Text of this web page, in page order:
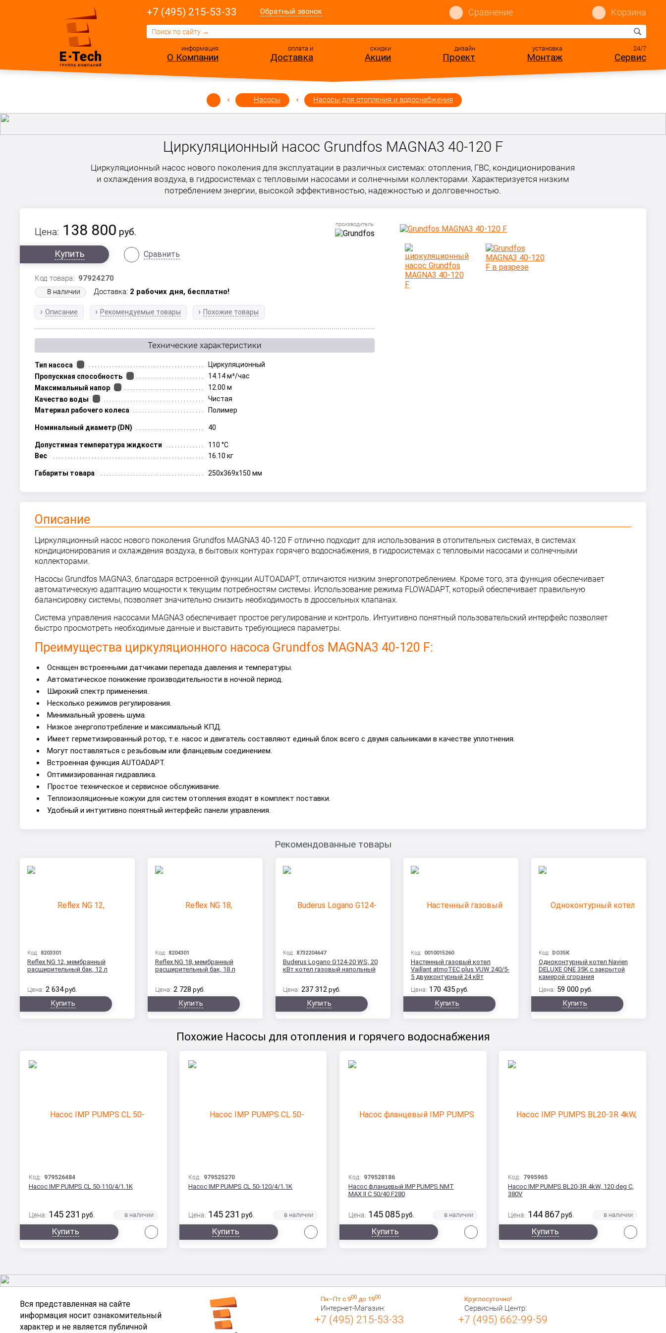
+7 (495) 215-53-33 Обратный звонок Сравнение Корзина
информация
О Компании
оплата и
Доставка
скидки
Акции
дизайн
Проект
установка
Монтаж
24/7
Сервис
Насосы Насосы для отопления и водоснабжения
Циркуляционный насос Grundfos MAGNA3 40-120 F
Циркуляционный насос нового поколения для эксплуатации в различных системах: отопления, ГВС, кондиционирования
и охлаждения воздуха, в гидросистемах с тепловыми насосами и солнечными коллекторами. Характеризуется низким
потреблением энергии, высокой эффективностью, надежностью и долговечностью.
Цена: 138 800 руб.
Купить
Сравнить
Код товара: 97924270
В наличии Доставка: 2 рабочих дня, бесплатно!
Описание Рекомендуемые товары Похожие товары
Технические характеристики
Тип насоса
Циркуляционный
Пропускная способность
14.14 м³/час
Максимальный напор
12.00 м
Качество воды
Чистая
Материал рабочего колеса
Полимер
Номинальный диаметр (DN) 40
Допустимая температура жидкости
110 °С
Вес
16.10 кг
Габариты товара 250x369x150 мм
Описание
Циркуляционный насос нового поколения Grundfos MAGNA3 40-120 F отлично подходит для использования в отопительных системах, в системах
кондиционирования и охлаждения воздуха, в бытовых контурах горячего водоснабжения, в гидросистемах с тепловыми насосами и солнечными
коллекторами.
Насосы Grundfos MAGNA3, благодаря встроенной функции AUTOADAPT, отличаются низким энергопотреблением. Кроме того, эта функция обеспечивает
автоматическую адаптацию мощности к текущим потребностям системы. Использование режима FLOWADAPT, который обеспечивает правильную
балансировку системы, позволяет значительно снизить необходимость в дроссельных клапанах.
Система управления насосами MAGNA3 обеспечивает простое регулирование и контроль. Интуитивно понятный пользовательский интерфейс позволяет
быстро просмотреть необходимые данные и выставить требующиеся параметры.
Преимущества циркуляционного насоса Grundfos MAGNA3 40-120 F:
Оснащен встроенными датчиками перепада давления и температуры.
Автоматическое понижение производительности в ночной период.
Широкий спектр применения.
Несколько режимов регулирования.
Минимальный уровень шума.
Низкое энергопотребление и максимальный КПД.
Имеет герметизированный ротор, т.е. насос и двигатель составляют единый блок всего с двумя сальниками в качестве уплотнения.
Могут поставляться с резьбовым или фланцевым соединением.
Встроенная функция AUTOADAPT.
Оптимизированная гидравлика.
Простое техническое и сервисное обслуживание.
Теплоизоляционные кожухи для систем отопления входят в комплект поставки.
Удобный и интуитивно понятный интерфейс панели управления.
Рекомендованные товары
Код: 8203301
Reflex NG 12, мембранный
расширительный бак, 12 л
Цена: 2 634 руб.
Купить
Код: 8204301
Reflex NG 18, мембранный
расширительный бак, 18 л
Цена: 2 728 руб.
Купить
Код: 8732204647
Buderus Logano G124-20 WS, 20
кВт котел газовый напольный
Цена: 237 312 руб.
Купить
Код: 0010015260
Настенный газовый котел
Vaillant atmoTEC plus VUW 240/5-
5 двухконтурный 24 кВт
Цена: 170 435 руб.
Купить
Код: DO35K
Одноконтурный котел Navien
DELUXE ONE 35K с закрытой
камерой сгорания
Цена: 59 000 руб.
Купить
Похожие Насосы для отопления и горячего водоснабжения
Код: 979526484
Насос IMP PUMPS CL 50-110/4/1.1K
Цена: 145 231 руб.
Купить
Код: 979525270
Насос IMP PUMPS CL 50-120/4/1.1K
Цена: 145 231 руб.
Купить
Код: 979528186
Насос фланцевый IMP PUMPS NMT
MAX II C 50/40 F280
Цена: 145 085руб.
Купить
Код: 7995965
Насос IMP PUMPS BL20-3R 4kW, 120 deg C,
380V
Цена: 144 867 руб.
Купить
Вся представленная на сайте
информация носит ознакомительный
характер и не является публичной
Пн–Пт с 900до 1900
Интернет-Магазин:
+7 (495) 215-53-33
Круглосуточно!
Сервисный Центр:
+7 (495) 662-99-59